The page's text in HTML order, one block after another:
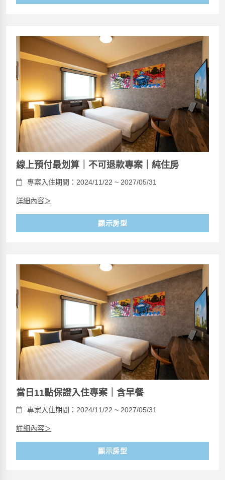
線上預付最划算｜不可退款專案｜純住房
專案入住期間：2024/11/22 ~ 2027/05/31
詳細內容＞
顯示房型
當日11點保證入住專案｜含早餐
專案入住期間：2024/11/22 ~ 2027/05/31
詳細內容＞
顯示房型